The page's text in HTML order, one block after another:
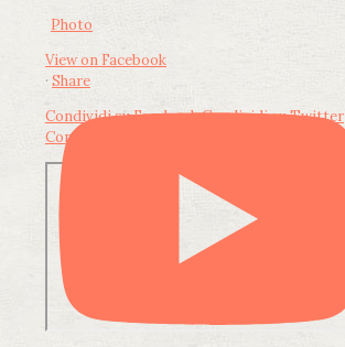
Photo
View on Facebook
· Share
Condividi su FacebookCondividi su Twitter
Condividi su LinkedIn